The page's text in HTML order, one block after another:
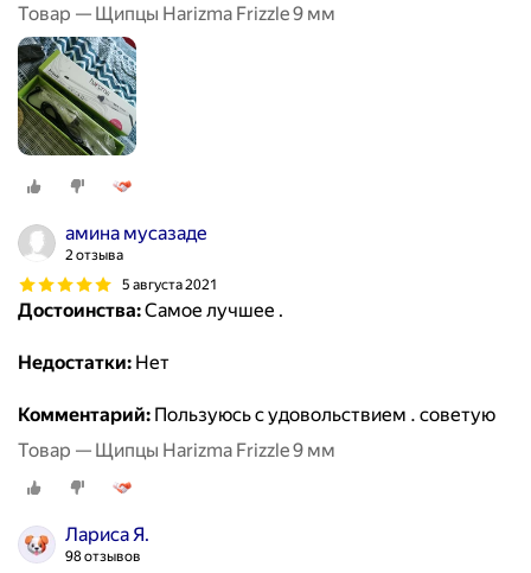
Товар — Щипцы Harizma Frizzle 9 мм
амина мусазаде
2 отзыва
5 августа 2021
Достоинства:Самое лучшее .
Недостатки: Нет
Комментарий: Пользуюсь с удовольствием . советую ️
Товар — Щипцы Harizma Frizzle 9 мм
Лариса Я.
98 отзывов